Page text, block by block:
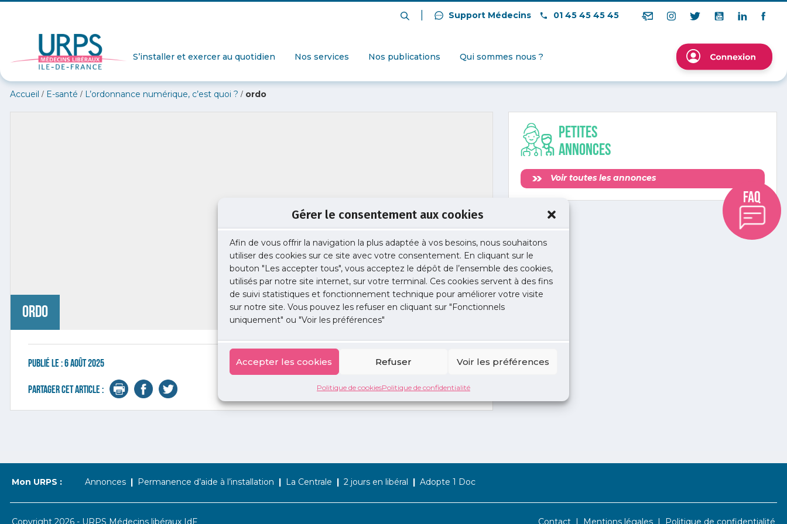
Gérer le consentement aux cookies
Afin de vous offrir la navigation la plus adaptée à vos besoins, nous souhaitons
utiliser des cookies sur ce site avec votre consentement. En cliquant sur le
bouton "Les accepter tous", vous acceptez le dépôt de l’ensemble des cookies,
utilisés par notre site internet, sur votre terminal. Ces cookies servent à des fins
de suivi statistiques et fonctionnement technique pour améliorer votre visite
sur notre site. Vous pouvez les refuser en cliquant sur "Fonctionnels
uniquement" ou "Voir les préférences"
Accepter les cookies Refuser Voir les préférences
Politique de cookiesPolitique de confidentialité
Support Médecins 01 45 45 45 45
S’installer et exercer au quotidien Nos services Nos publications Qui sommes nous ?
Accueil / E-santé / L’ordonnance numérique, c’est quoi ? / ordo
ordo
Publié le :6 août 2025
Partager cet article :
Petites
annonces
Voir toutes les annonces
Mon URPS : Annonces Permanence d’aide à l’installation La Centrale 2 jours en libéral Adopte 1 Doc
Copyright 2026 - URPS Médecins libéraux IdF Contact Mentions légales Politique de confidentialité